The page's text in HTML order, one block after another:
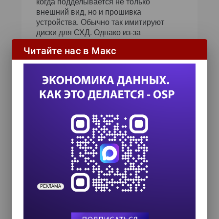
внешний вид, но и прошивка
устройства. Обычно так имитируют
диски для СХД. Однако из-за
специфических требований к
прошивкам ведущих вендоров такие
диски либо не работают с самого
начала, либо выходят из строя спустя
короткое время.
В связи с этим, считают эксперты К2Тех, при
значение приобретает осознанный выбор
партнеров, обеспечивающих строгий
контроль качества и подлинности каждого
компонента.
РЕКЛАМА
Читайте нас в Макс